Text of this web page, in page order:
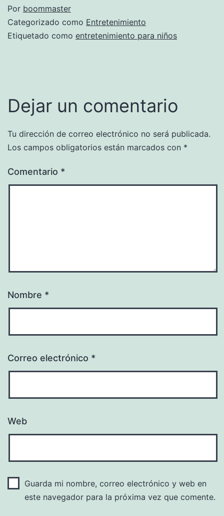
Por boommaster
Categorizado como Entretenimiento
Etiquetado como entretenimiento para niños
Dejar un comentario
Tu dirección de correo electrónico no será publicada.
Los campos obligatorios están marcados con *
Comentario *
Nombre *
Correo electrónico *
Web
Guarda mi nombre, correo electrónico y web en
este navegador para la próxima vez que comente.